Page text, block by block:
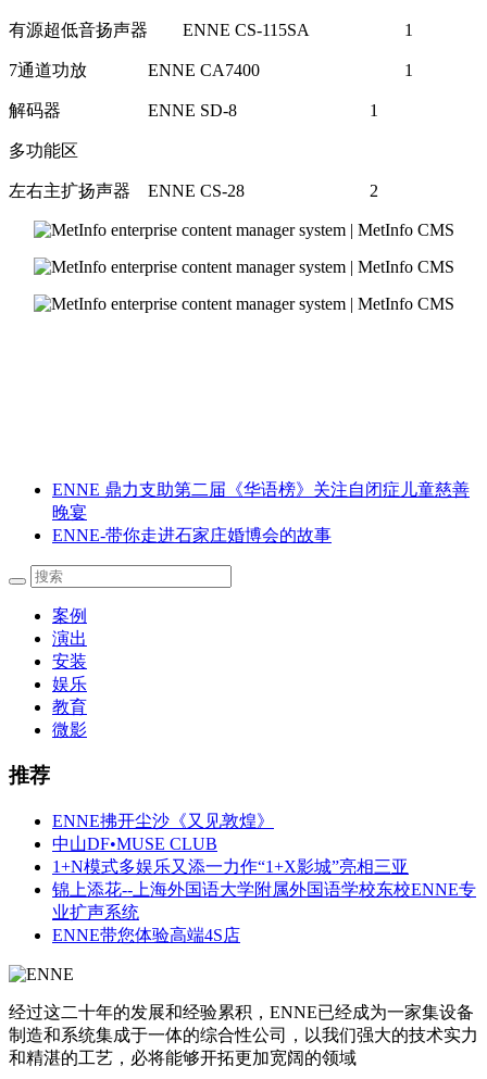
有源超低音扬声器 ENNE CS-115SA 1
7通道功放 ENNE CA7400 1
解码器 ENNE SD-8 1
多功能区
左右主扩扬声器 ENNE CS-28 2
ENNE 鼎力支助第二届《华语榜》关注自闭症儿童慈善
晚宴
ENNE-带你走进石家庄婚博会的故事
案例
演出
安装
娱乐
教育
微影
推荐
ENNE拂开尘沙《又见敦煌》
中山DF•MUSE CLUB
1+N模式多娱乐又添一力作“1+X影城”亮相三亚
锦上添花--上海外国语大学附属外国语学校东校ENNE专
业扩声系统
ENNE带您体验高端4S店
经过这二十年的发展和经验累积，ENNE已经成为一家集设备
制造和系统集成于一体的综合性公司，以我们强大的技术实力
和精湛的工艺，必将能够开拓更加宽阔的领域